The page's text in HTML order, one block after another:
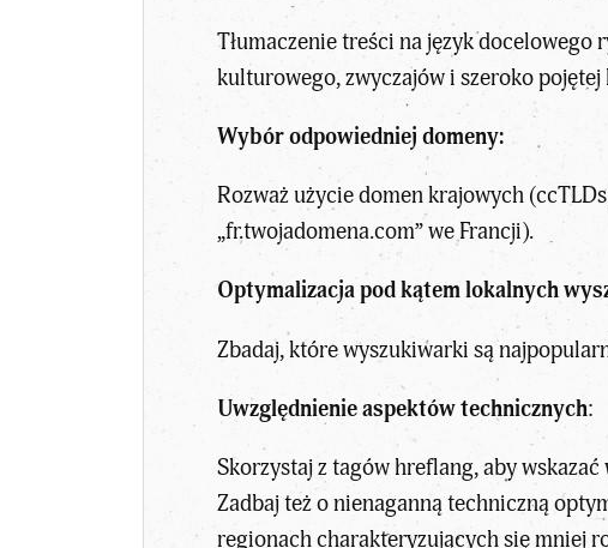
Tłumaczenie treści na język
kulturowego, zwyczajów i szeroko
Wybór odpowiedniej domeny:
Rozważ użycie domen krajowych
„fr.twojadomena.com” we Francji).
Optymalizacja pod kątem lokalnych
Zbadaj, które wyszukiwarki są
Uwzględnienie aspektów technicznych:
Skorzystaj z tagów hreflang, aby
Zadbaj też o nienaganną techniczną
regionach charakteryzujących się mniej